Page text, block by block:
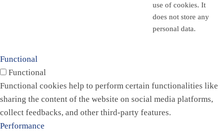
use of cookies. It
does not store any
personal data.
Functional
Functional
Functional cookies help to perform certain functionalities like
sharing the content of the website on social media platforms,
collect feedbacks, and other third-party features.
Performance